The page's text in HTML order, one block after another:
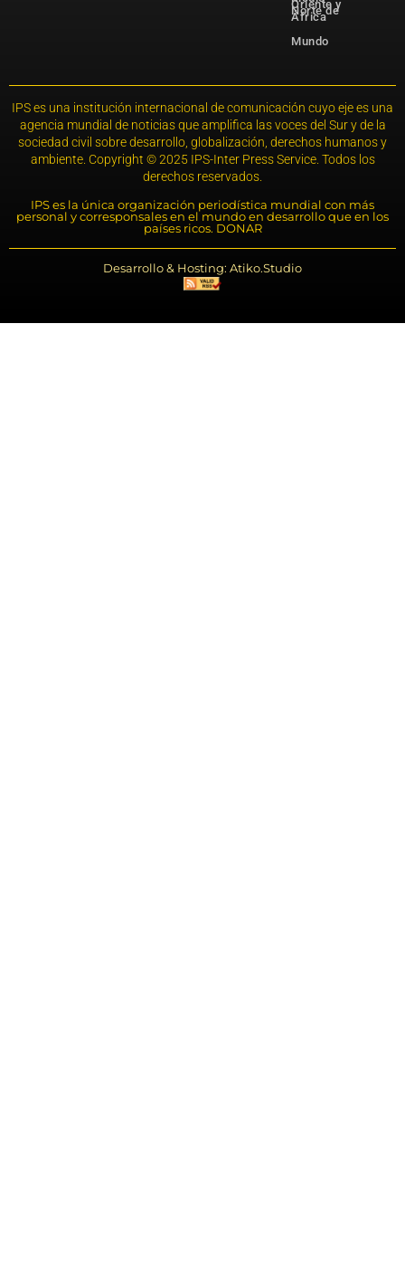
Oriente y
Norte de
África
Mundo
IPS es una institución internacional de comunicación cuyo eje es una
agencia mundial de noticias que amplifica las voces del Sur y de la
sociedad civil sobre desarrollo, globalización, derechos humanos y
ambiente. Copyright © 2025 IPS-Inter Press Service. Todos los
derechos reservados.
IPS es la única organización periodística mundial con más
personal y corresponsales en el mundo en desarrollo que en los
países ricos. DONAR
Desarrollo & Hosting: Atiko.Studio